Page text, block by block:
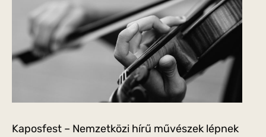
Kaposfest – Nemzetközi hírű művészek lépnek